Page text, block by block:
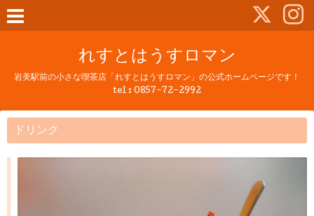
れすとはうすロマン
岩美駅前の小さな喫茶店「れすとはうすロマン」の公式ホームページです！
tel : 0857-72-2992
ドリンク